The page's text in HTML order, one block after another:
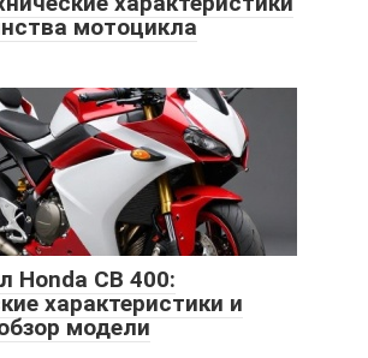
мотоцикла
Honda CB 400:
характеристики и
модели